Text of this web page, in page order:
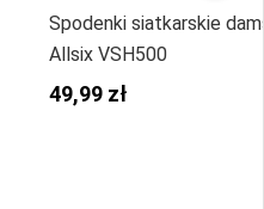
Spodenki siatkarskie
Allsix VSH500
49,99 zł